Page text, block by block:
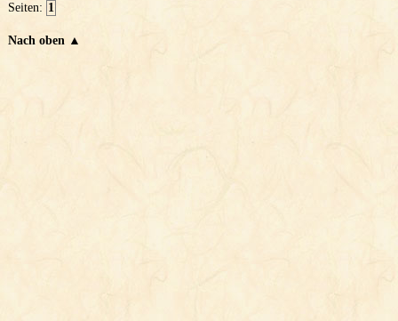
Seiten: 1
Nach oben ▲